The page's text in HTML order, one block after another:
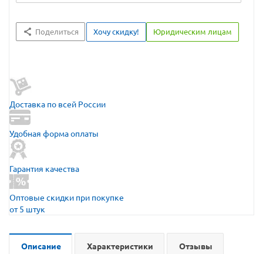
Поделиться Хочу скидку! Юридическим лицам
Доставка по всей России
Удобная форма оплаты
Гарантия качества
Оптовые скидки при покупке
от 5 штук
Описание Характеристики Отзывы